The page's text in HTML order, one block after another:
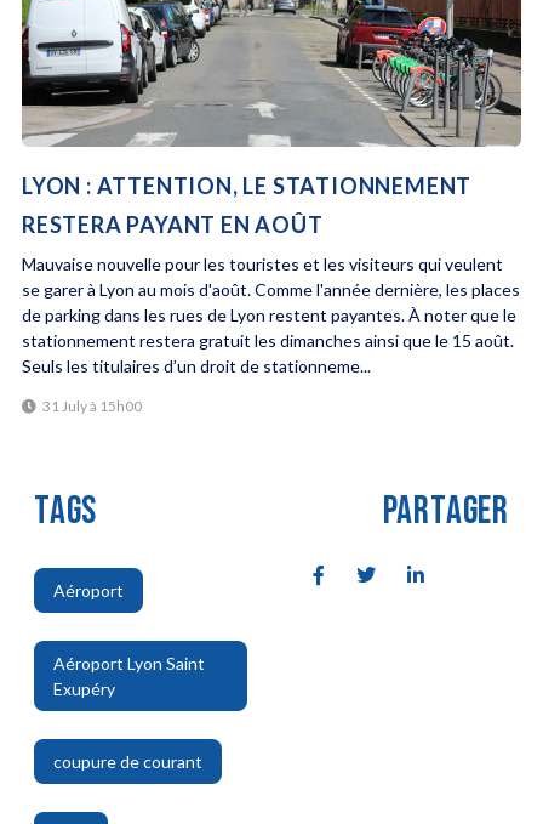
LYON : ATTENTION, LE STATIONNEMENT
RESTERA PAYANT EN AOÛT
Mauvaise nouvelle pour les touristes et les visiteurs qui veulent
se garer à Lyon au mois d'août. Comme l'année dernière, les places
de parking dans les rues de Lyon restent payantes. À noter que le
stationnement restera gratuit les dimanches ainsi que le 15 août.
Seuls les titulaires d’un droit de stationneme...
31 July à 15h00
TAGS
Aéroport
,
Aéroport Lyon Saint
Exupéry
,
coupure de courant
,
PARTAGER